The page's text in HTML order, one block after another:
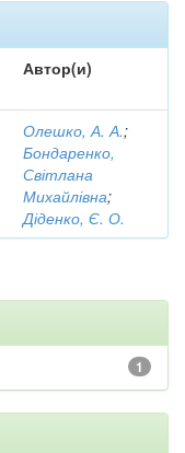
Автор(и)
Олешко, А. А.;
Бондаренко,
Світлана
Михайлівна;
Діденко, Є. О.
1